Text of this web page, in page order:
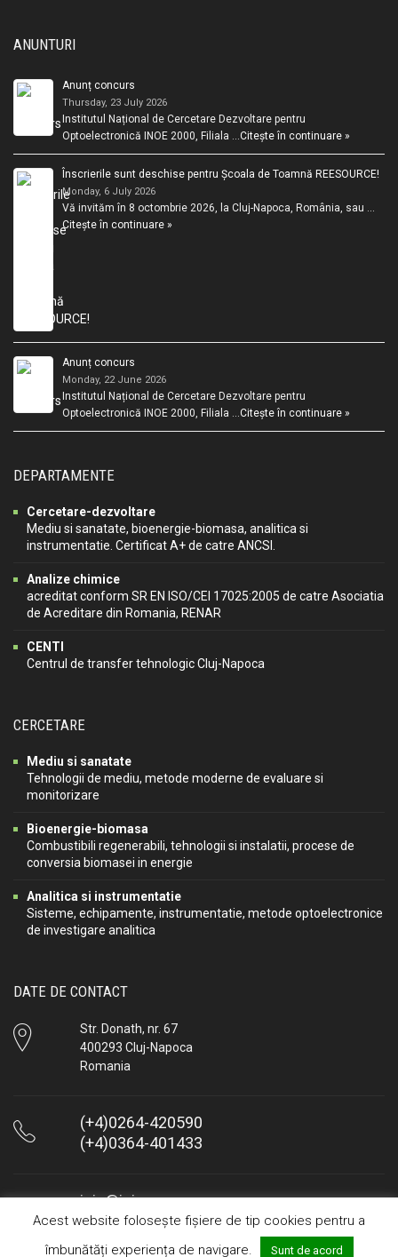
ANUNTURI
Anunț concurs
Thursday, 23 July 2026
Institutul Național de Cercetare Dezvoltare pentru
Optoelectronică INOE 2000, Filiala …Citește în continuare »
Înscrierile sunt deschise pentru Școala de Toamnă REESOURCE!
Monday, 6 July 2026
Vă invităm în 8 octombrie 2026, la Cluj-Napoca, România, sau …
Citește în continuare »
Anunț concurs
Monday, 22 June 2026
Institutul Național de Cercetare Dezvoltare pentru
Optoelectronică INOE 2000, Filiala …Citește în continuare »
DEPARTAMENTE
Cercetare-dezvoltare
Mediu si sanatate, bioenergie-biomasa, analitica si
instrumentatie. Certificat A+ de catre ANCSI.
Analize chimice
acreditat conform SR EN ISO/CEI 17025:2005 de catre Asociatia
de Acreditare din Romania, RENAR
CENTI
Centrul de transfer tehnologic Cluj-Napoca
CERCETARE
Mediu si sanatate
Tehnologii de mediu, metode moderne de evaluare si
monitorizare
Bioenergie-biomasa
Combustibili regenerabili, tehnologii si instalatii, procese de
conversia biomasei in energie
Analitica si instrumentatie
Sisteme, echipamente, instrumentatie, metode optoelectronice
de investigare analitica
DATE DE CONTACT
Str. Donath, nr. 67
400293 Cluj-Napoca
Romania
(+4)0264-420590
(+4)0364-401433
icia@icia.ro
Raspundem in maxim 24 de ore
Acest website folosește fișiere de tip cookies pentru a
îmbunătăți experiența de navigare.
Sunt de acord